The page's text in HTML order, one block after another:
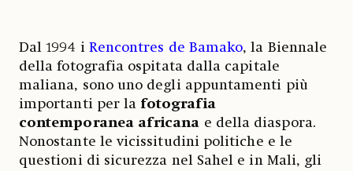
Dal 1994 i Rencontres de Bamako, la Biennale
della fotografia ospitata dalla capitale
maliana, sono uno degli appuntamenti più
importanti per lafotografia
contemporanea africana e della diaspora.
Nonostante le vicissitudini politiche e le
questioni di sicurezza nel Sahel e in Mali, gli